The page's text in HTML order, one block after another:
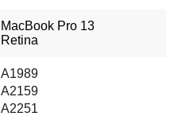
MacBook Pro 13
Retina
A1989
A2159
A2251